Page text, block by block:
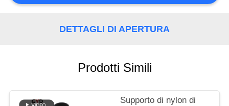
DETTAGLI DI APERTURA
Prodotti Simili
Supporto di nylon di